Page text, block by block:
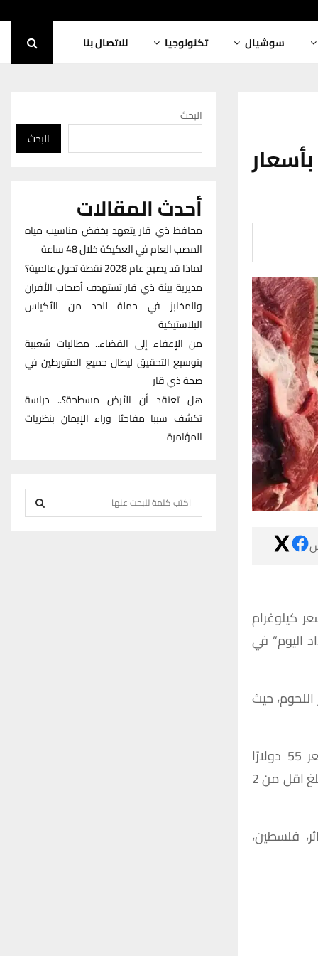
سوشيال تكنولوجيا للاتصال بنا
كيلوغرام
اليوم” في
اللحوم، حيث
55
دولارًا
اقلمن2
فلسطين،
البحث
البحث
أحدث المقالات
محافظ ذي قار يتعهد بخفض مناسيب مياه
المصب العام في العكيكة خلال 48 ساعة
لماذا قد يصبح عام 2028 نقطة تحول عالمية؟
مديرية بيئة ذي قار تستهدف أصحاب الأفران
والمخابز في حملة للحد من الأكياس
البلاستيكية
من الإعفاء إلى القضاء.. مطالبات شعبية
بتوسيع التحقيق ليطال جميع المتورطين في
صحة ذي قار
هل تعتقد أن الأرض مسطحة؟.. دراسة
تكشف سببا مفاجئا وراء الإيمان بنظريات
المؤامرة
e